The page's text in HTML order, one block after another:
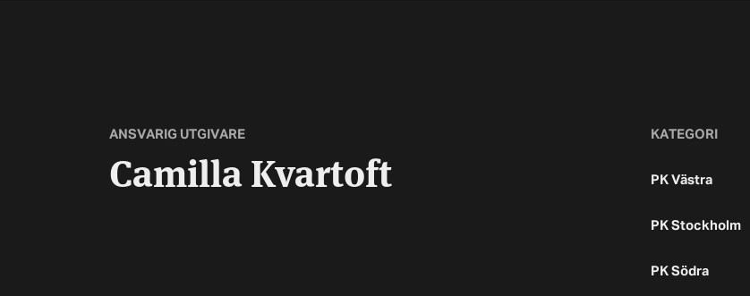
ANSVARIG UTGIVARE
Camilla Kvartoft
KATEGORI
PK Västra
PK Stockholm
PK Södra